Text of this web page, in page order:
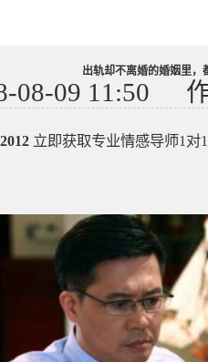
出轨却不离婚的婚姻里，
08-09 11:50
立即获取专业情感导师1对